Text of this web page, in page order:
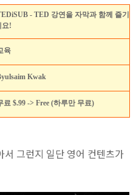
- TED 강연을 자막과 함께 즐기
요!
육
Kwak
료 $.99 -> Free (하루만 무료)
그런지 일단 영어 컨텐츠가